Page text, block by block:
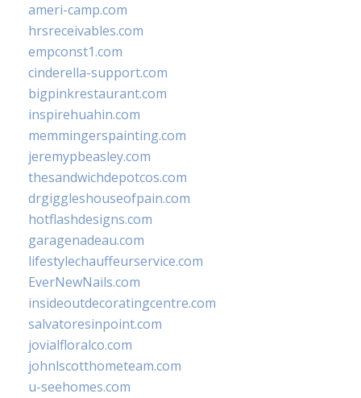
ameri-camp.com
hrsreceivables.com
empconst1.com
cinderella-support.com
bigpinkrestaurant.com
inspirehuahin.com
memmingerspainting.com
jeremypbeasley.com
thesandwichdepotcos.com
drgiggleshouseofpain.com
hotflashdesigns.com
garagenadeau.com
lifestylechauffeurservice.com
EverNewNails.com
insideoutdecoratingcentre.com
salvatoresinpoint.com
jovialfloralco.com
johnlscotthometeam.com
u-seehomes.com